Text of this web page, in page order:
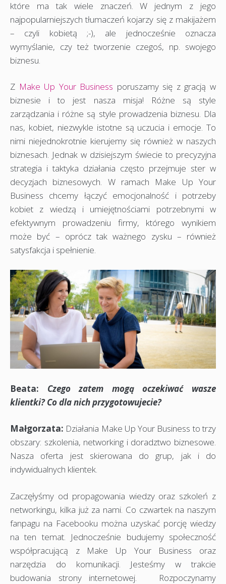
które ma tak wiele znaczeń. W jednym z jego
najpopularniejszych tłumaczeń kojarzy się z makijażem
– czyli kobietą ;-), ale jednocześnie oznacza
wymyślanie, czy też tworzenie czegoś, np. swojego
biznesu.
Z Make Up Your Business poruszamy się z gracją w
biznesie i to jest nasza misja! Różne są style
zarządzania i różne są style prowadzenia biznesu. Dla
nas, kobiet, niezwykle istotne są uczucia i emocje. To
nimi niejednokrotnie kierujemy się również w naszych
biznesach. Jednak w dzisiejszym świecie to precyzyjna
strategia i taktyka działania często przejmuje ster w
decyzjach biznesowych. W ramach Make Up Your
Business chcemy łączyć emocjonalność i potrzeby
kobiet z wiedzą i umiejętnościami potrzebnymi w
efektywnym prowadzeniu firmy, którego wynikiem
może być – oprócz tak ważnego zysku – również
satysfakcja i spełnienie.
Beata: Czego zatem mogą oczekiwać wasze
klientki? Co dla nich przygotowujecie?
Małgorzata: Działania Make Up Your Business to trzy
obszary: szkolenia, networking i doradztwo biznesowe.
Nasza oferta jest skierowana do grup, jak i do
indywidualnych klientek.
Zaczęłyśmy od propagowania wiedzy oraz szkoleń z
networkingu, kilka już za nami. Co czwartek na naszym
fanpagu na Facebooku można uzyskać porcję wiedzy
na ten temat. Jednocześnie budujemy społeczność
współpracującą z Make Up Your Business oraz
narzędzia do komunikacji. Jesteśmy w trakcie
budowania strony internetowej. Rozpoczynamy